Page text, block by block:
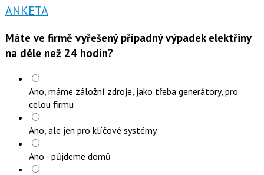
ANKETA
Máte ve firmě vyřešený případný výpadek elektřiny
na déle než 24 hodin?
Ano, máme záložní zdroje, jako třeba generátory, pro
celou firmu
Ano, ale jen pro klíčové systémy
Ano - půjdeme domů